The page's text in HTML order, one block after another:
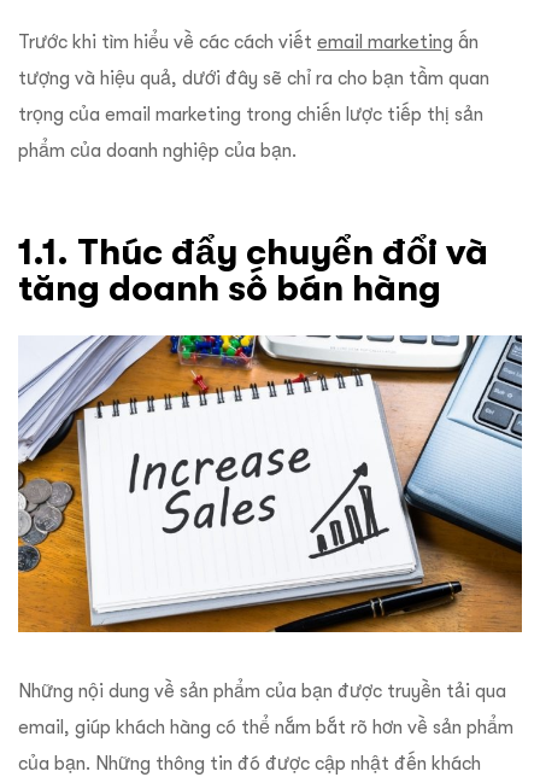
Trước khi tìm hiểu về các cách viết email marketing ấn
tượng và hiệu quả, dưới đây sẽ chỉ ra cho bạn tầm quan
trọng của email marketing trong chiến lược tiếp thị sản
phẩm của doanh nghiệp của bạn.
1.1. Thúc đẩy chuyển đổi và
tăng doanh số bán hàng
Những nội dung về sản phẩm của bạn được truyền tải qua
email, giúp khách hàng có thể nắm bắt rõ hơn về sản phẩm
của bạn. Những thông tin đó được cập nhật đến khách